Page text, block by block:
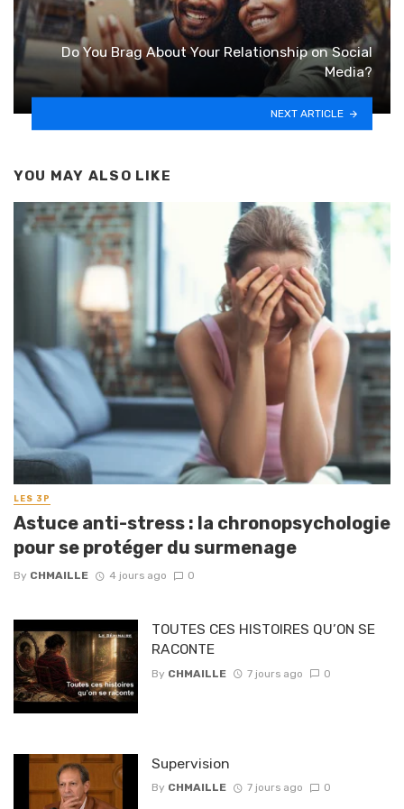
Do You Brag About Your Relationship on Social
Media?
NEXT ARTICLE
YOU MAY ALSO LIKE
LES 3P
Astuce anti-stress : la chronopsychologie
pour se protéger du surmenage
By CHMAILLE 4 jours ago 0
TOUTES CES HISTOIRES QU’ON SE
RACONTE
By CHMAILLE 7 jours ago 0
Supervision
By CHMAILLE 7 jours ago 0